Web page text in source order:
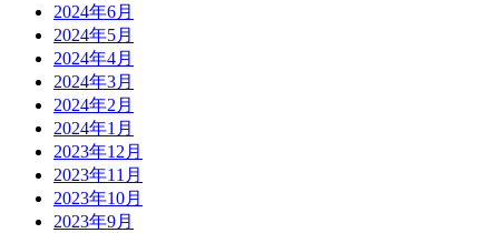
2024年6月
2024年5月
2024年4月
2024年3月
2024年2月
2024年1月
2023年12月
2023年11月
2023年10月
2023年9月